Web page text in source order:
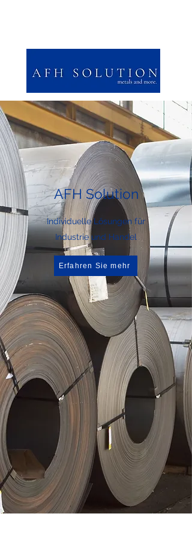
AFH Solution
Individuelle Lösungen für
Industrie und Handel
Erfahren Sie mehr